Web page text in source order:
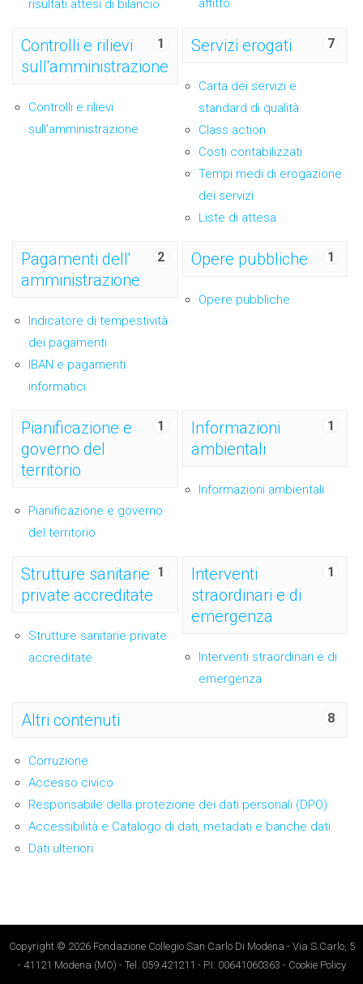
risultati attesi di bilancio
affitto
1
Controlli e rilievi
sull'amministrazione
Controlli e rilievi
sull'amministrazione
7
Servizi erogati
Carta dei servizi e
standard di qualità
Class action
Costi contabilizzati
Tempi medi di erogazione
dei servizi
Liste di attesa
2
Pagamenti dell'
amministrazione
Indicatore di tempestività
dei pagamenti
IBAN e pagamenti
informatici
1
Opere pubbliche
Opere pubbliche
1
Pianificazione e
governo del
territorio
Pianificazione e governo
del territorio
1
Informazioni
ambientali
Informazioni ambientali
1
Strutture sanitarie
private accreditate
Strutture sanitarie private
accreditate
1
Interventi
straordinari e di
emergenza
Interventi straordinari e di
emergenza
8
Altri contenuti
Corruzione
Accesso civico
Responsabile della protezione dei dati personali (DPO)
Accessibilità e Catalogo di dati, metadati e banche dati
Dati ulteriori
Copyright © 2026 Fondazione Collegio San Carlo Di Modena - Via S.Carlo, 5
- 41121 Modena (MO) - Tel. 059.421211 - P.I. 00641060363 - Cookie Policy